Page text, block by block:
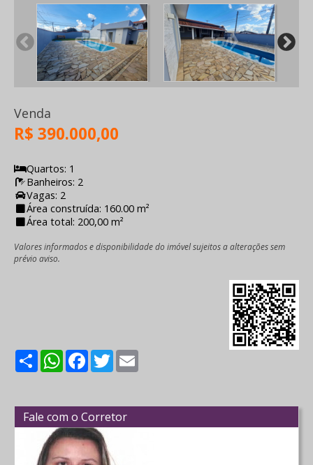
Venda
R$ 390.000,00
Quartos: 1
Banheiros: 2
Vagas: 2
Área construída: 160.00 m²
Área total: 200,00 m²
Valores informados e disponibilidade do imóvel sujeitos a alterações sem
prévio aviso.
ShareWhatsApp
Facebook
Twitter
Fale com o Corretor